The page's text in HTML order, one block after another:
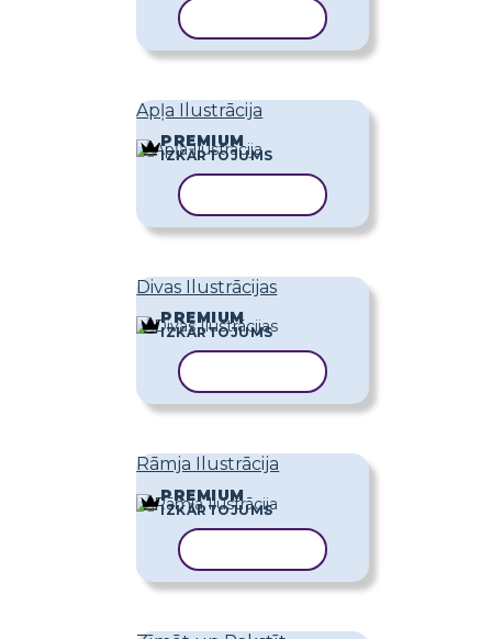
Apļa Ilustrācija
PREMIUM
IZKĀRTOJUMS
Divas Ilustrācijas
PREMIUM
IZKĀRTOJUMS
Rāmja Ilustrācija
PREMIUM
IZKĀRTOJUMS